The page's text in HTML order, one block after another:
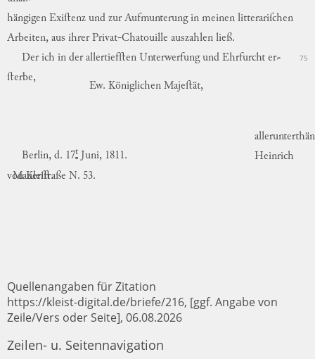
hängigen Exiſtenz und zur Aufmunterung in meinen litterariſchen
Arbeiten, aus ihrer Privat-Chatouille auszahlen ließ.
Der ich in der allertiefſten Unterwerfung und Ehrfurcht er⸗ 75
ſterbe,
Ew. Königlichen Majeſtät,
Heinrich
von Kleiſt.
Berlin, d. 17t Juni, 1811.
Mauerſtraße N. 53.
Quellenangaben für Zitation
https://kleist-digital.de/briefe/216, [ggf. Angabe von
Zeile/Vers oder Seite], 06.08.2026
Zeilen- u. Seitennavigation